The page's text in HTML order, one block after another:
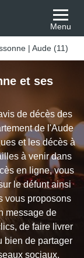
Menu
| Aude (11)
et ses
de décès des
de l'Aude
et les décès à
à venir dans
en ligne, vous
le défunt ainsi
vous proposons
message de
de faire livrer
bien de partager
sociaux.